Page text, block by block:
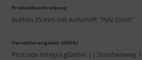
Produktbeschreibung
Button 25 mm mit Aufschrift "Pelz tötet!"
Herstellerangaben (GPSR)
Protrade Integra gGmbH || Steinbeisweg